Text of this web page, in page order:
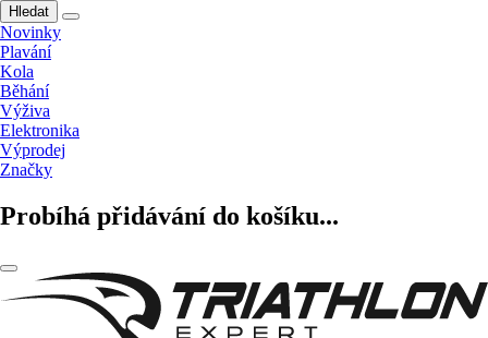
Hledat
Novinky
Plavání
Kola
Běhání
Výživa
Elektronika
Výprodej
Značky
Probíhá přidávání do košíku...